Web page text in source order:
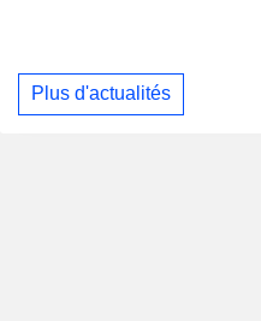
Plus d'actualités